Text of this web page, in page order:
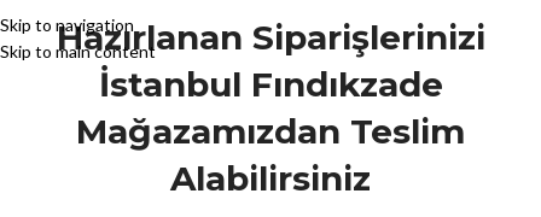
Skip to navigation
Skip to main content
Hazırlanan Siparişlerinizi
İstanbul Fındıkzade
Mağazamızdan Teslim
Alabilirsiniz